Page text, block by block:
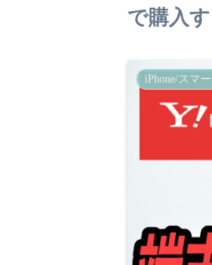
で購入
iPhone/スマ